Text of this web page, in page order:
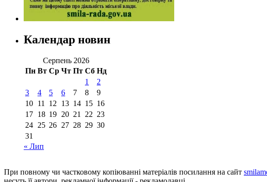
Календар новин
Серпень 2026
Пн Вт Ср Чт Пт Сб Нд
1
2
3
4 5 6 7 8
9
10 11 12 13 14 15 16
17 18 19 20 21 22 23
24 25 26 27 28 29 30
31
« Лип
При повному чи частковому копіюванні матеріалів посилання на сайт